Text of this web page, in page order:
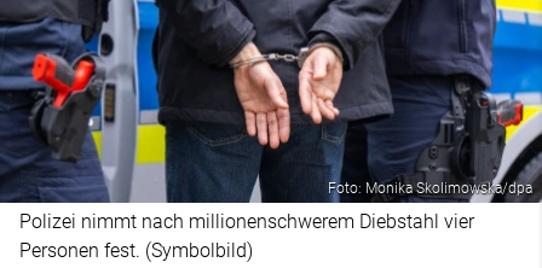
Foto: Monika Skolimowska/dpa
Polizei nimmt nach millionenschwerem Diebstahl vier
Personen fest. (Symbolbild)